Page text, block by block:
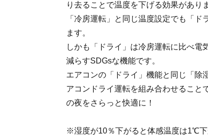
り去ることで温度を下げる効果があり
「冷房運転」と同じ温度設定でも「ド
ます。
しかも「ドライ」は冷房運転に比べ電
減らすSDGsな機能です。
エアコンの「ドライ」機能と同じ「除
アコンドライ運転を組み合わせること
の夜をさらっと快適に！
※湿度が10％下がると体感温度は1℃